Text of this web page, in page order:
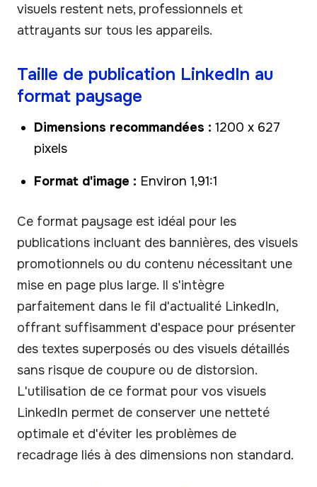
visuels restent nets, professionnels et
attrayants sur tous les appareils.
Taille de publication LinkedIn au
format paysage
Dimensions recommandées : 1200 x 627
pixels
Format d'image : Environ 1,91:1
Ce format paysage est idéal pour les
publications incluant des bannières, des visuels
promotionnels ou du contenu nécessitant une
mise en page plus large. Il s'intègre
parfaitement dans le fil d'actualité LinkedIn,
offrant suffisamment d'espace pour présenter
des textes superposés ou des visuels détaillés
sans risque de coupure ou de distorsion.
L'utilisation de ce format pour vos visuels
LinkedIn permet de conserver une netteté
optimale et d'éviter les problèmes de
recadrage liés à des dimensions non standard.